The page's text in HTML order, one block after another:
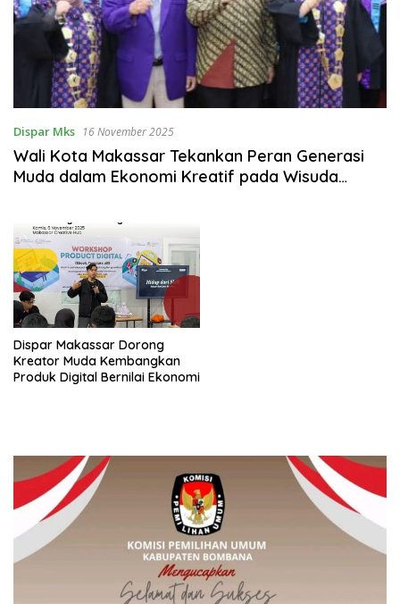
Dispar Mks 16 November 2025
Wali Kota Makassar Tekankan Peran Generasi
Muda dalam Ekonomi Kreatif pada Wisuda
Dispar Makassar Dorong
Kreator Muda Kembangkan
Produk Digital Bernilai Ekonomi